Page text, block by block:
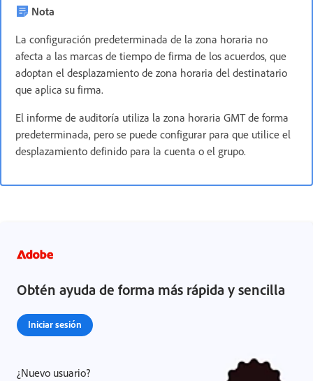
Nota
La configuración predeterminada de la zona horaria no
afecta a las marcas de tiempo de firma de los acuerdos, que
adoptan el desplazamiento de zona horaria del destinatario
que aplica su firma.
El informe de auditoría utiliza la zona horaria GMT de forma
predeterminada, pero se puede configurar para que utilice el
desplazamiento definido para la cuenta o el grupo.
Obtén ayuda de forma más rápida y sencilla
Iniciar sesión
¿Nuevo usuario?